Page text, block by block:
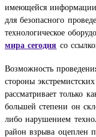
имеющейся
для безопасного
технологическое
мира сегодня со
Возможность
стороны
рассматривает только
большей степени он
либо нарушением
район взрыва